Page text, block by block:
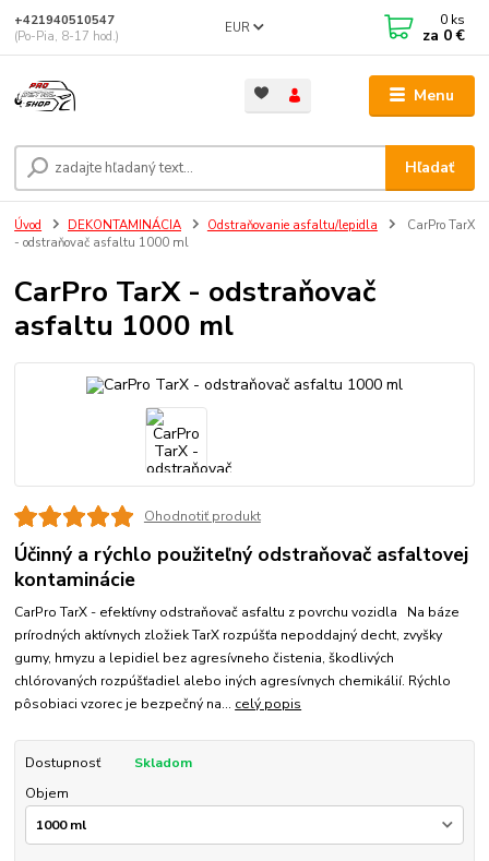
Menu
EUR
Hľadať
+421940510547
(Po-Pia, 8-17 hod.)
0 ks
za 0 €
Úvod DEKONTAMINÁCIA Odstraňovanie asfaltu/lepidla
CarPro TarX
- odstraňovač asfaltu 1000 ml
CarPro TarX - odstraňovač
asfaltu 1000 ml
Ohodnotiť produkt
Účinný a rýchlo použiteľný odstraňovač asfaltovej
kontaminácie
CarPro TarX - efektívny odstraňovač asfaltu z povrchu vozidla Na báze
prírodných aktívnych zložiek TarX rozpúšťa nepoddajný decht, zvyšky
gumy, hmyzu a lepidiel bez agresívneho čistenia, škodlivých
chlórovaných rozpúšťadiel alebo iných agresívnych chemikálií. Rýchlo
pôsobiaci vzorec je bezpečný na... celý popis
Dostupnosť
Skladom
Objem